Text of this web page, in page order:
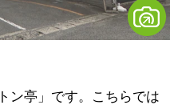
ン亭」です。こちらでは